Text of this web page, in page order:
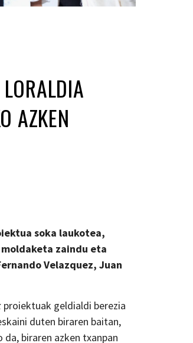
AZKEN
soka laukotea,
zaindu eta
Velazquez, Juan
proiektuak geldialdi berezia
duten biraren baitan,
biraren azken txanpan